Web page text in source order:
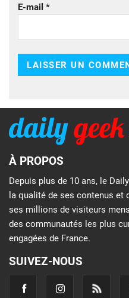
E-mail *
À PROPOS
Depuis plus de 10 ans, le
la qualité de ses contenus et
ses millions de visiteurs
des communautés les plus
engagées de France.
SUIVEZ-NOUS